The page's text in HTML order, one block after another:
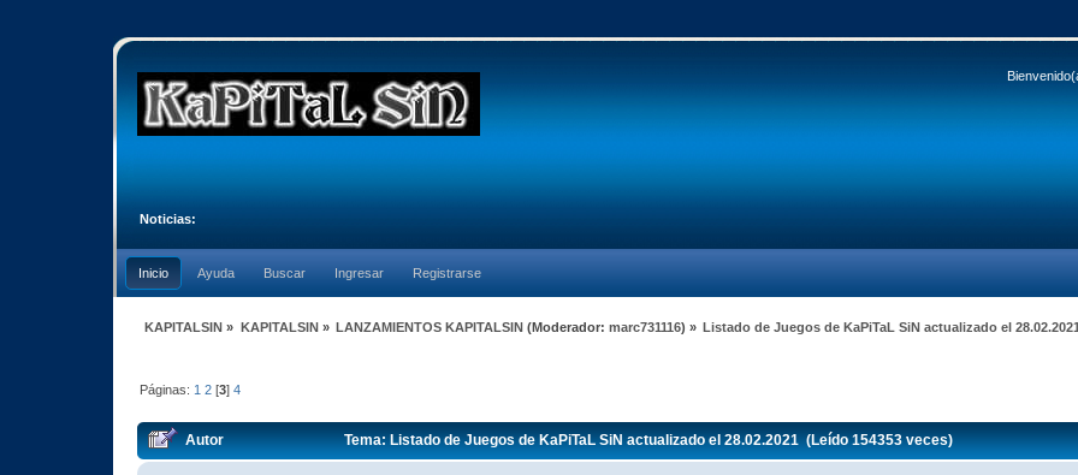
Noticias:
Inicio Ayuda Buscar Ingresar Registrarse
KAPITALSIN » KAPITALSIN» LANZAMIENTOS KAPITALSIN (Moderador:marc731116) » Listado de Juegos de KaPiTaL SiN actualizado el 28.02.2021
Páginas: 1 2 [3]4
Autor Tema: Listado de Juegos de KaPiTaL SiN actualizado el 28.02.2021 (Leído 154353 veces)